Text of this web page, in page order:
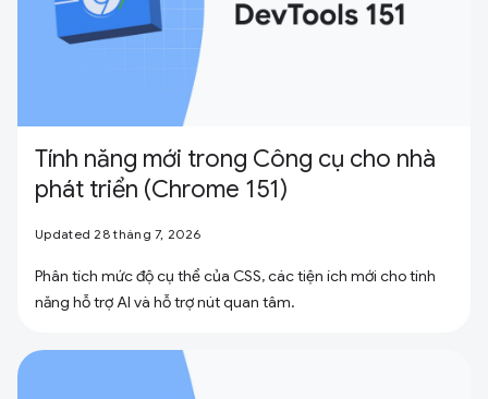
Tính năng mới trong Công cụ cho nhà
phát triển (Chrome 151)
Updated 28 tháng 7, 2026
Phân tích mức độ cụ thể của CSS, các tiện ích mới cho tính
năng hỗ trợ AI và hỗ trợ nút quan tâm.